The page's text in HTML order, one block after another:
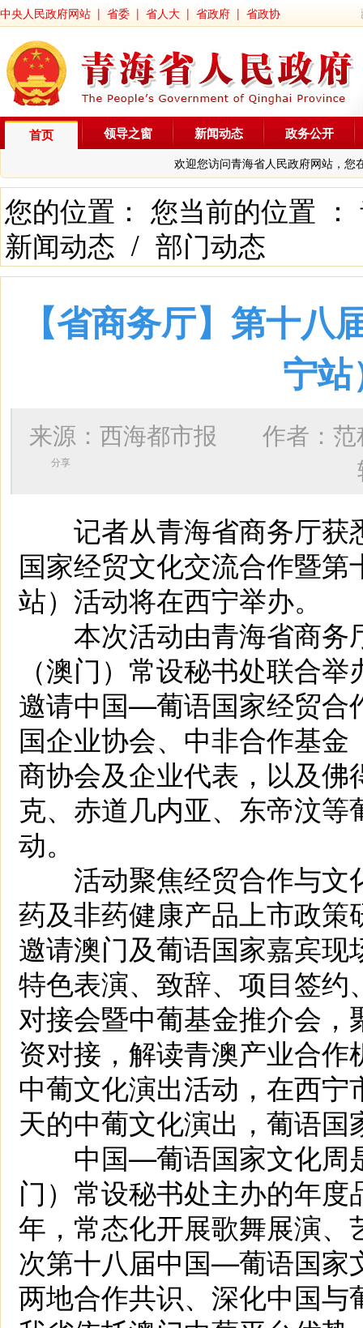
中央人民政府网站 | 省委 | 省人大 | 省政府 | 省政协
首页
欢迎您访问青海省人民政府网站，您
领导之窗 新闻动态 政务公开
您的位置： 您当前的位置 ：
新闻动态 / 部门动态
【省商务厅】第十
宁
来源：西海都市报 作者：
分享
记者从青海省商务厅获
国家经贸文化交流合作暨
站）活动将在西宁举办。
本次活动由青海省商务
（澳门）常设秘书处联合
邀请中国—葡语国家经贸合
国企业协会、中非合作基
商协会及企业代表，以及
克、赤道几内亚、东帝汶
动。
活动聚焦经贸合作与文
药及非药健康产品上市政策
邀请澳门及葡语国家嘉宾现
特色表演、致辞、项目签
对接会暨中葡基金推介会
资对接，解读青澳产业合
中葡文化演出活动，在西宁
天的中葡文化演出，葡语
中国—葡语国家文化周
门）常设秘书处主办的年
年，常态化开展歌舞展演
次第十八届中国—葡语国家
两地合作共识、深化中国